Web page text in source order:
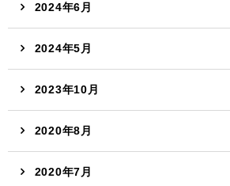
2024年6月
2024年5月
2023年10月
2020年8月
2020年7月